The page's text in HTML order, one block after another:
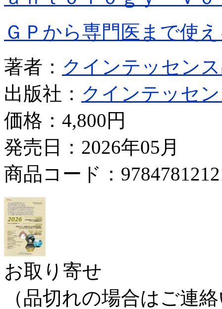
ＧＰから専門医まで使
著者： クインテッセン
出版社： クインテッセ
価格： 4,800円
発売日：2026年05月
商品コード：
お取り寄せ
（品切れの場合はご連